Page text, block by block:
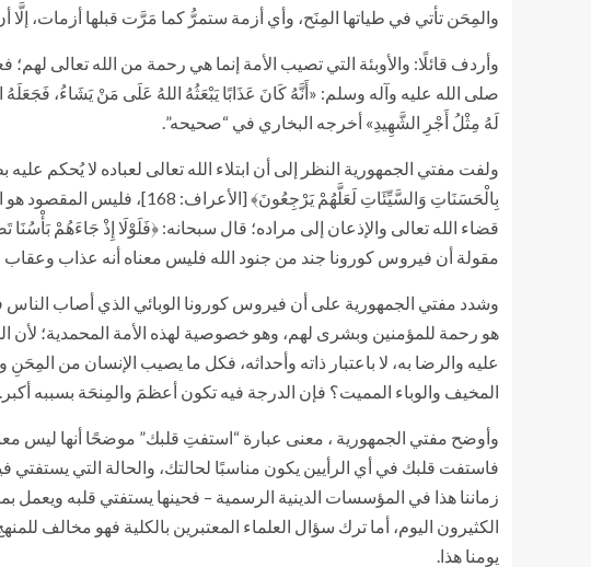
والمِحَن تأتي في طياتها المِنَح، وأي أزمة ستمرُّ كما مَرَّت قبلها أزمات، إلَّا
وأردف قائلًا: والأوبئة التي تصيب الأمة إنما هي رحمة من الله تعالى
صلى الله عليه وآله وسلم: «أَنَّهُ كَانَ عَذَابًا يَبْعَثُهُ اللهُ عَلَى مَنْ يَشَاءُ،
لَهُ مِثْلُ أَجْرِ الشَّهِيدِ» أخرجه البخاري في “صحيحه”.
ولفت مفتي الجمهورية النظر إلى أن ابتلاء الله تعالى لعباده لا يُحكم عليه
بِالْحَسَنَاتِ وَالسَّيِّئَاتِ لَعَلَّهُمْ
مقولة أن فيروس كورونا جند من جنود الله فليس معناه أنه عذاب وعقاب
وشدد مفتي الجمهورية على أن فيروس كورونا الوبائي الذي أصاب الناس
هو رحمة للمؤمنين وبشرى لهم، وهو خصوصية لهذه الأمة المحمدية؛ لأن
عليه والرضا به، لا باعتبار ذاته وأحداثه، فكل ما يصيب الإنسان من
المخيف والوباء المميت؟ فإن الدرجة فيه تكون أعظمَ والمِنحَة بسببه أكبر.
وأوضح مفتي الجمهورية ، معنى عبارة “استفتِ قلبك” موضحًا أنها ليس
فاستفت قلبك في أي الرأيين يكون مناسبًا لحالتك، والحالة التي يستفتي
زماننا هذا في المؤسسات الدينية الرسمية – فحينها يستفتي قلبه
الكثيرون اليوم، أما ترك سؤال العلماء المعتبرين بالكلية فهو مخالف
يومنا هذا.